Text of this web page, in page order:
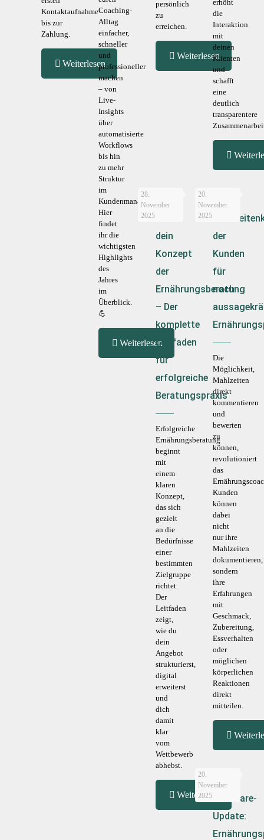
Kontaktaufnahme
bis zur
Zahlung.
Weiterlesen
Coaching-
Alltag
einfacher,
schneller
und
professioneller
machen
– von
Live-
Insights
über
automatisierte
Workflows
bis hin
zu mehr
Struktur
im
Kundenmanagement.
Hier
findet
ihr die
wichtigsten
Highlights
des
Jahres
im
Überblick.
💪
Weiterlesen
persönlich
zu
erreichen.
Weiterlesen
erhöht
die
Interaktion
mit
deinen
Klienten
und
schafft
eine
deutlich
transparentere
28.
November
2025
dein
Konzept
der
Ernährungsberatung
– Der
komplette
Leitfaden
für
erfolgreiche
Beratungspraxis
Erfolgreiche
Ernährungsberatung
beginnt
mit
einem
klaren
Konzept,
das sich
gezielt
an die
Bedürfnisse
einer
bestimmten
Zielgruppe
richtet.
Der
Leitfaden
zeigt,
wie du
dein
Angebot
strukturierst,
digital
erweiterst
und
dich
damit
klar
vom
Wettbewerb
abhebst.
Weiterlesen
20.
November
2025
der
Kunden
für
noch
Die
Möglichkeit,
Mahlzeiten
direkt
kommentieren
und
bewerten
zu
können,
revolutioniert
das
Kunden
können
dabei
nicht
nur ihre
Mahlzeiten
dokumentieren,
sondern
ihre
Erfahrungen
mit
Geschmack,
Zubereitung,
Essverhalten
oder
möglichen
körperlichen
Reaktionen
direkt
mitteilen.
20.
November
2025
Software-
Update: